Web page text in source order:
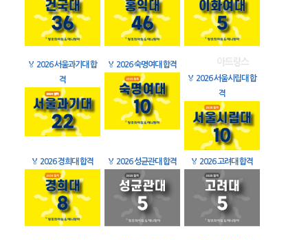
🏅 2026 서울과기대 합
격
🏅 2026 숙명여대 합격
🏅 2026 서울시립대 합
격
🏅 2026 경희대 합격 🏅 2026 성균관대 합격 🏅 2026 고려대 합격